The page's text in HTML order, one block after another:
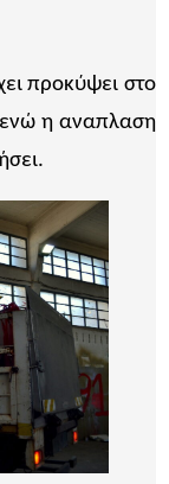
προκύψει στο
η αναπλαση